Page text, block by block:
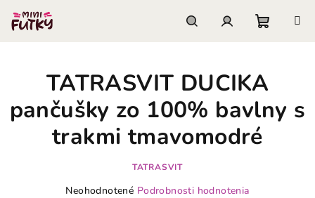
obsah
košík
TATRASVIT DUCIKA
pančušky zo 100% bavlny s
trakmi tmavomodré
TATRASVIT
Priemerné
Neohodnotené Podrobnosti hodnotenia